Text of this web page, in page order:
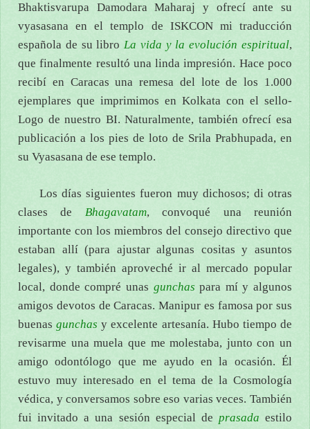
Bhaktisvarupa Damodara Maharaj y ofrecí ante su
vyasasana en el templo de ISKCON mi traducción
española de su libroLa vida y la evolución espiritual,
que finalmente resultó una linda impresión. Hace poco
recibí en Caracas una remesa del lote de los 1.000
ejemplares que imprimimos en Kolkata con el sello-
Logo de nuestro BI. Naturalmente, también ofrecí esa
publicación a los pies de loto de Srila Prabhupada, en
su Vyasasana de ese templo.
Los días siguientes fueron muy dichosos; di otras
clases de Bhagavatam, convoqué una reunión
importante con los miembros del consejo directivo que
estaban allí (para ajustar algunas cositas y asuntos
legales), y también aproveché ir al mercado popular
local, donde compré unas gunchas para mí y algunos
amigos devotos de Caracas. Manipur es famosa por sus
buenasgunchas y excelente artesanía. Hubo tiempo de
revisarme una muela que me molestaba, junto con un
amigo odontólogo que me ayudo en la ocasión. Él
estuvo muy interesado en el tema de la Cosmología
védica, y conversamos sobre eso varias veces. También
fui invitado a una sesión especial de prasada estilo